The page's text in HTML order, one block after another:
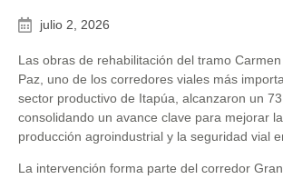
julio 2, 2026
Las obras de rehabilitación del tramo
Paz, uno de los corredores viales más
sector productivo de Itapúa, alcanzaron un 73
consolidando un avance clave para mejorar
producción agroindustrial y la seguridad vial
La intervención forma parte del corredor